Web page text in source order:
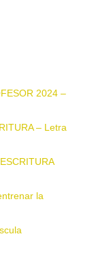
2024 –
– Letra
la